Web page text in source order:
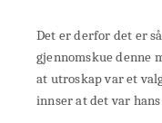
Det er derfor det er
gjennomskue denne
at utroskap var et
innser at det var